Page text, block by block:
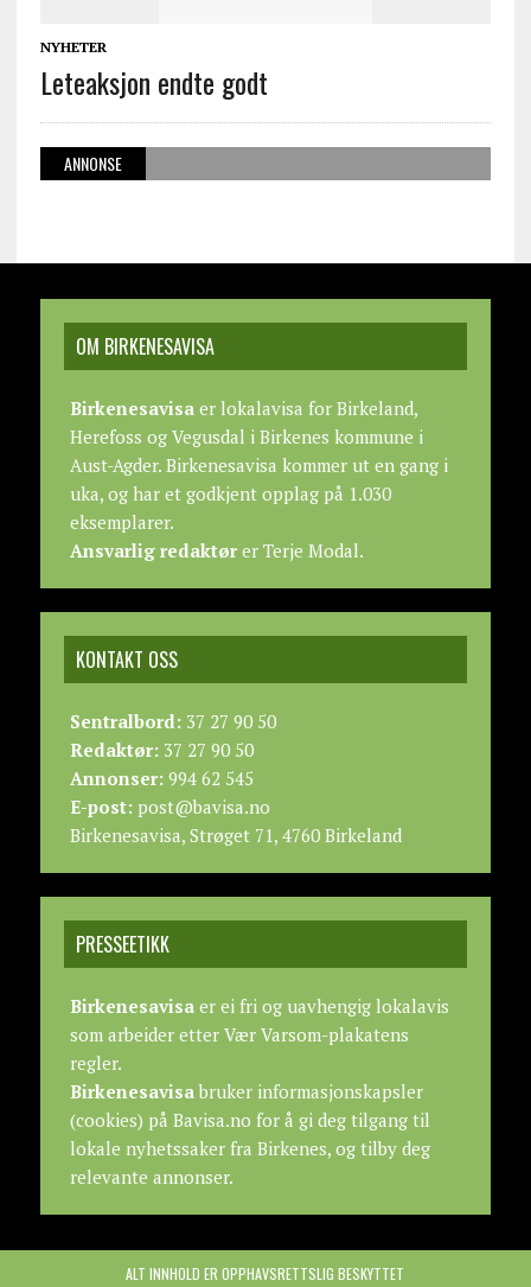
NYHETER
Leteaksjon endte godt
ANNONSE
OM BIRKENESAVISA
Birkenesavisaer lokalavisa for Birkeland,
Herefoss og Vegusdal i Birkenes kommune i
Aust-Agder. Birkenesavisa kommer ut en gang i
uka, og har et godkjent opplag på 1.030
eksemplarer.
Ansvarlig redaktører Terje Modal.
KONTAKT OSS
Sentralbord:37 27 90 50
Redaktør:37 27 90 50
Annonser:994 62 545
E-post:post@bavisa.no
Birkenesavisa, Strøget 71, 4760 Birkeland
PRESSEETIKK
Birkenesavisaer ei fri og uavhengig lokalavis
som arbeider etter Vær Varsom-plakatens
regler.
Birkenesavisabruker informasjonskapsler
(cookies) på Bavisa.no for å gi deg tilgang til
lokale nyhetssaker fra Birkenes, og tilby deg
relevante annonser.
ALT INNHOLD ER OPPHAVSRETTSLIG BESKYTTET